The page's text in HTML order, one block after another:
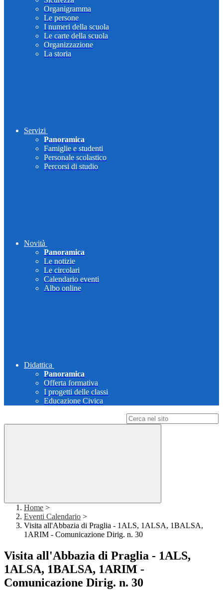
Organigramma
Le persone
I numeri della scuola
Le carte della scuola
Organizzazione
La storia
Servizi
Panoramica
Famiglie e studenti
Personale scolastico
Percorsi di studio
Novità
Panoramica
Le notizie
Le circolari
Calendario eventi
Albo online
Didattica
Panoramica
Offerta formativa
I progetti delle classi
Educazione Civica
Home >
Eventi Calendario >
Visita all'Abbazia di Praglia - 1ALS, 1ALSA, 1BALSA,
1ARIM - Comunicazione Dirig. n. 30
Visita all'Abbazia di Praglia - 1ALS,
1ALSA, 1BALSA, 1ARIM -
Comunicazione Dirig. n. 30